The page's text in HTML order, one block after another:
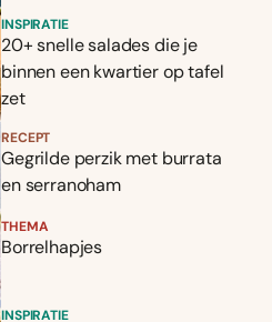
INSPIRATIE
20+ snelle salades die je
binnen een kwartier op tafel
zet
RECEPT
Gegrilde perzik met burrata
en serranoham
THEMA
Borrelhapjes
INSPIRATIE